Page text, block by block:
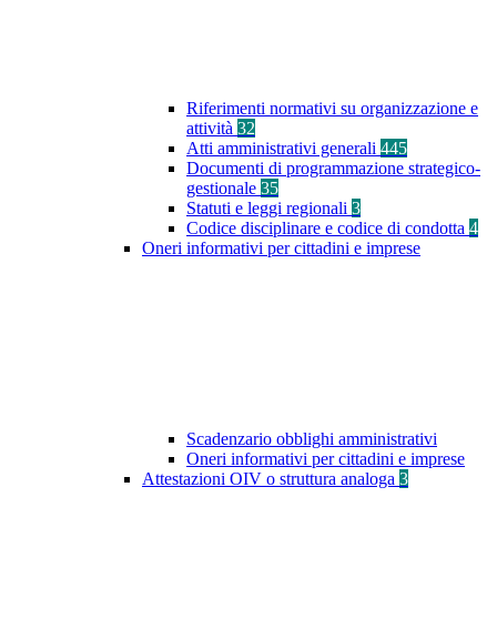
Riferimenti normativi su organizzazione e
attività 32
Atti amministrativi generali 445
Documenti di programmazione strategico-
gestionale 35
Statuti e leggi regionali 3
Codice disciplinare e codice di condotta 4
Oneri informativi per cittadini e imprese
Scadenzario obblighi amministrativi
Oneri informativi per cittadini e imprese
Attestazioni OIV o struttura analoga 3